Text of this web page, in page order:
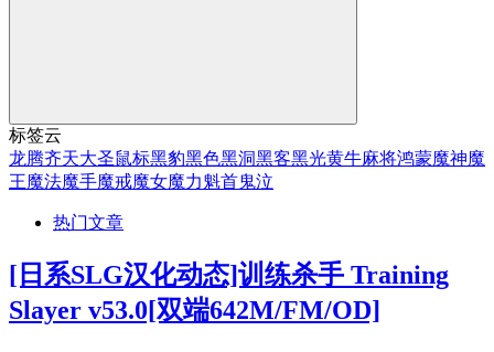
标签云
龙腾齐天大圣鼠标黑豹黑色黑洞黑客黑光黄牛麻将鸿蒙魔神魔
王魔法魔手魔戒魔女魔力魁首鬼泣
热门文章
[日系SLG汉化动态]训练杀手 Training
Slayer v53.0[双端642M/FM/OD]